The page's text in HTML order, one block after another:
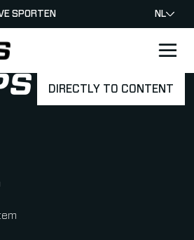
DIRECTLY TO CONTENT
SPORTEN NL
(Opens in new tab)
(Opens in new tab)
(Opens in new tab)
YouTube (Opens in new tab)